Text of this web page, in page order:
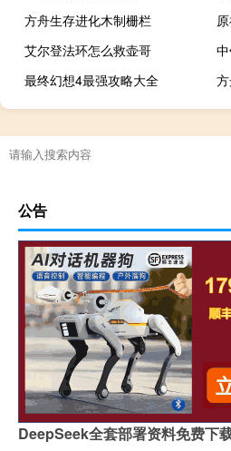
方舟生存进化木制栅栏
艾尔登法环怎么救壶哥
最终幻想4最强攻略大全
公告
DeepSeek全套部署资料免费下